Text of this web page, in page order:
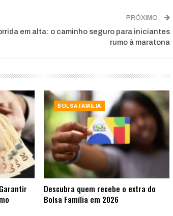
PRÓXIMO
em alta: o caminho seguro para iniciantes
rumo à maratona
BOLSA FAMÍLIA
Descubra quem recebe o extra do
Bolsa Família em 2026